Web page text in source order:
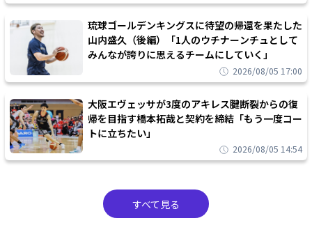
琉球ゴールデンキングスに待望の帰還を果たした
山内盛久（後編）「1人のウチナーンチュとして
みんなが誇りに思えるチームにしていく」
2026/08/05 17:00
大阪エヴェッサが3度のアキレス腱断裂からの復
帰を目指す橋本拓哉と契約を締結「もう一度コー
トに立ちたい」
2026/08/05 14:54
すべて見る